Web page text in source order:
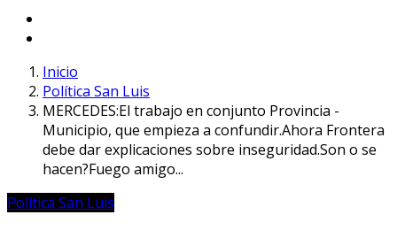
Inicio
Política San Luis
MERCEDES:El trabajo en conjunto Provincia -
Municipio, que empieza a confundir.Ahora Frontera
debe dar explicaciones sobre inseguridad.Son o se
hacen?Fuego amigo...
Política San Luis